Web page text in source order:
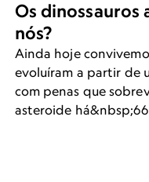
Os
nós?
Ainda hoje
evoluíram a partir de
com penas que
asteroide